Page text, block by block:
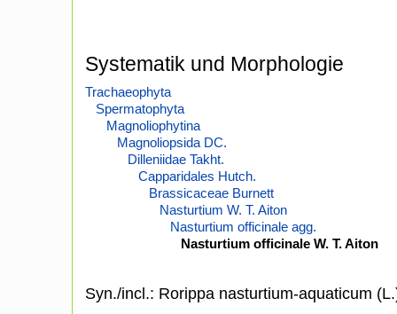
Systematik und Morphologie
Trachaeophyta
Spermatophyta
Magnoliophytina
Magnoliopsida DC.
Dilleniidae Takht.
Capparidales Hutch.
Brassicaceae Burnett
Nasturtium W. T. Aiton
Nasturtium officinale agg.
Nasturtium officinale W. T. Aiton
Syn./incl.: Rorippa nasturtium-aquaticum